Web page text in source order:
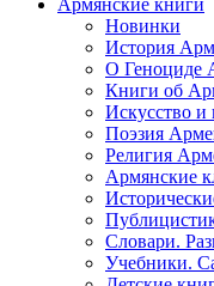
Армянские книги
Новинки
История
О Геноциде
Книги об
Иcкусство и
Поэзия
Религия
Армянские
Словари.
Учебники.